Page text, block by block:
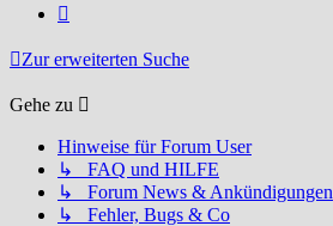
Zur erweiterten Suche
Gehe zu
Hinweise für Forum User
↳ FAQ und HILFE
↳ Forum News & Ankündigungen
↳ Fehler, Bugs & Co